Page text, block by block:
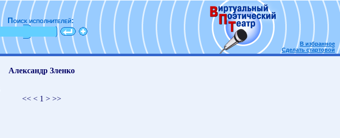
Поиск исполнителей:
В избранное
Сделать стартовой
Александр Зленко
<< < 1 > >>